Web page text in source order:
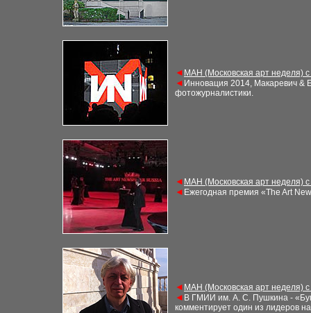
◄ МАН (Московская арт неделя)
◄ Инновация 2014, Макаревич &
фотожурналистики.
◄ МАН (Московская арт неделя)
◄ Ежегодная премия «The Art
◄ МАН (Московская арт неделя)
◄ В ГМИИ им. А. С. Пушкина -
комментирует один из лидеров